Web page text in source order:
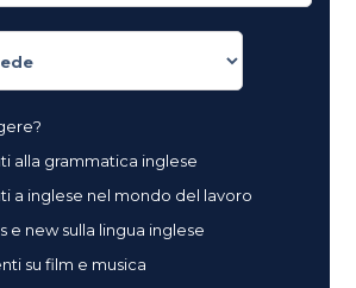
alla grammatica inglese
a inglese nel mondo del lavoro
e new sulla lingua inglese
su film e musica